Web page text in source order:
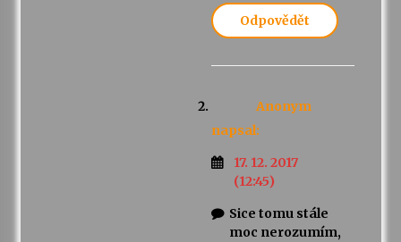
Odpovědět
Anonym
napsal:
17. 12. 2017
(12:45)
Sice tomu stále
moc nerozumím,